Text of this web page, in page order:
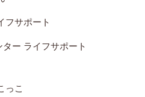
フサポート
ー ライフサポート
っこ